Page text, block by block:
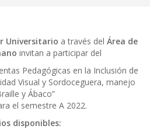
Universitario a través del Área de
invitan a participar del
Pedagógicas en la Inclusión de
Visual y Sordoceguera, manejo
y Ábaco”
el semestre A 2022.
disponibles: